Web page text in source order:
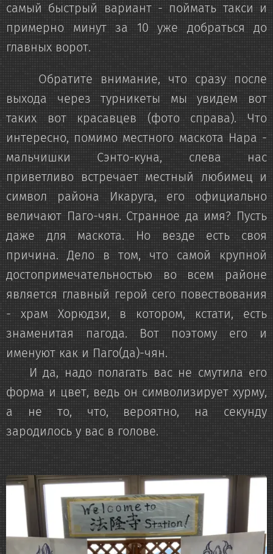
самый быстрый вариант - поймать такси и
примерно минут за 10 уже добраться до
главных ворот.
Обратите внимание, что сразу после
выхода через турникеты мы увидем вот
таких вот красавцев (фото справа). Что
интересно, помимо местного маскота Нара -
мальчишки Сэнто-куна, слева нас
приветливо встречает местный любимец и
символ района Икаруга, его официально
величают Паго-чян. Странное да имя? Пусть
даже для маскота. Но везде есть своя
причина. Дело в том, что самой крупной
достопримечательностью во всем районе
является главный герой сего повествования
- храм Хорюдзи, в котором, кстати, есть
знаменитая пагода. Вот поэтому его и
именуют как и Паго(да)-чян.
И да, надо полагать вас не смутила его
форма и цвет, ведь он символизирует хурму,
а не то, что, вероятно, на секунду
зародилось у вас в голове.